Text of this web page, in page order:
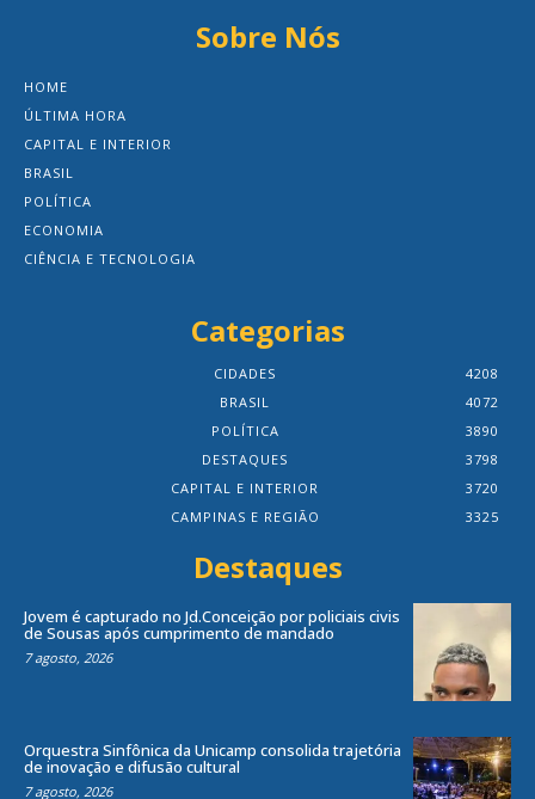
Sobre Nós
HOME
ÚLTIMA HORA
CAPITAL E INTERIOR
BRASIL
POLÍTICA
ECONOMIA
CIÊNCIA E TECNOLOGIA
Categorias
CIDADES
4208
BRASIL
4072
POLÍTICA
3890
DESTAQUES
3798
CAPITAL E INTERIOR
3720
CAMPINAS E REGIÃO
3325
Destaques
Jovem é capturado no Jd.Conceição por policiais civis
de Sousas após cumprimento de mandado
7 agosto, 2026
Orquestra Sinfônica da Unicamp consolida trajetória
de inovação e difusão cultural
7 agosto, 2026